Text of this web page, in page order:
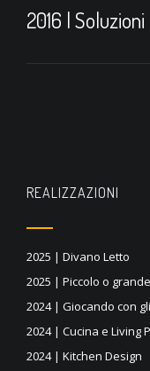
2016 |
REALIZZAZIONI
2025 | Divano Letto
2025 | Piccolo o
2024 | Giocando con
2024 | Cucina e Living
2024 | Kitchen Design